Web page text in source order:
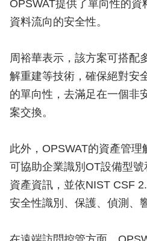
OPSWAT提供了單向性的
資料流向的安全性。
周裕華表示，該方案可搭配
解重建等技術，確保絕對安
的單向性，去滿足在一個非
案交換。
此外，OPSWAT的資產管理
可協助企業識別OT設備型
資產資訊，並依NIST CSF
安全性識別、保護、偵測、